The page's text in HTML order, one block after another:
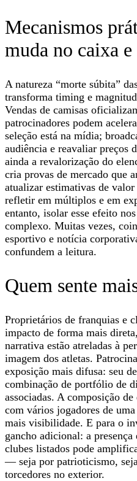
Mecanismos
muda no caixa
A natureza “morte súbita”
transforma timing e
Vendas de camisas
patrocinadores podem
seleção está na mídia;
audiência e reavaliar preços
ainda a revalorização do
cria provas de mercado que
atualizar estimativas de
refletir em múltiplos e em
entanto, isolar esse efeito
complexo. Muitas vezes,
esportivo e notícia
confundem a leitura.
Quem sente
Proprietários de franquias e
impacto de forma mais
narrativa estão atreladas à
imagem dos atletas.
exposição mais difusa: seu
combinação de portfólio de
associadas. A composição
com vários jogadores de
mais visibilidade. E para o
gancho adicional: a
clubes listados pode
— seja por patrioticismo,
torcedores no exterior.